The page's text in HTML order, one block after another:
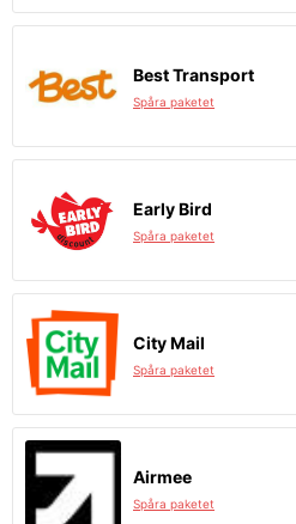
Best Transport
Spåra paketet
Early Bird
Spåra paketet
City Mail
Spåra paketet
Airmee
Spåra paketet